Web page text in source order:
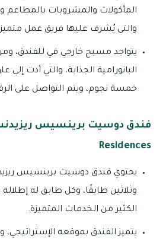
المأكولات والمشروبات بالمطاعم
والتي يُشرف عليها فريق عمل متميز
يتواجد مسبح خارجي في للفندق، ومن
البانورامية الجذابة، والتي أدت إلى
خمسة نجوم، ويتم التواصل على الرقم: 5555
Residences
يحتوي فندق دوسيت برينسيس
وثلاثين طابقًا، وكل طابق له إطلالة
الكثير من الخدمات المتميزة.
يتميز الفندق بموقعه الإستراتيجي،